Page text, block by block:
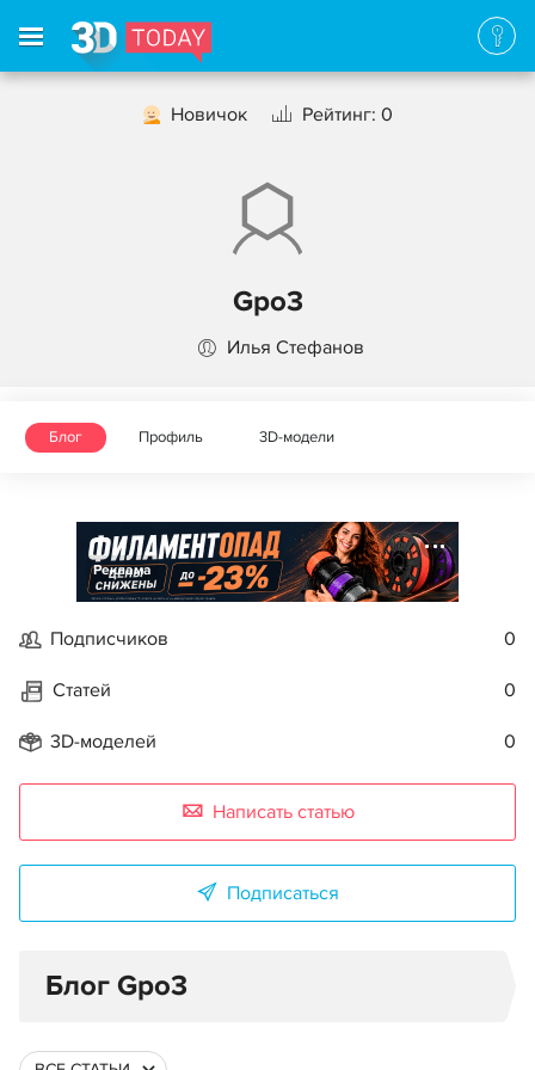
Новичок Рейтинг: 0
Gpo3
Илья Стефанов
Блог Профиль 3D-модели
Реклама
Подписчиков 0
Статей 0
3D-моделей 0
Написать статью
Подписаться
Блог Gpo3